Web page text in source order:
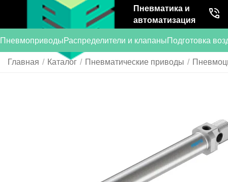
Пневматика и
автоматизация
ПневмоприводыРаспределители и клапаныПодготовка
Главная / Каталог / Пневматические приводы /